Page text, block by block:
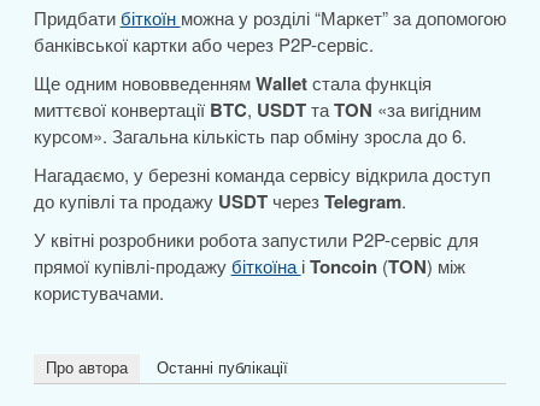
Придбатибіткоїн можна у розділі “Маркет” за допомогою
банківської картки або через P2P-сервіс.
Ще одним нововведеннямWalletстала функція
миттєвої конвертації BTC, USDTтаTON «за вигідним
курсом». Загальна кількість пар обміну зросла до 6.
Нагадаємо, у березні команда сервісу відкрила доступ
до купівлі та продажу USDT черезTelegram.
У квітні розробники робота запустили P2P-сервіс для
прямої купівлі-продажубіткоїна іToncoin (TON) між
користувачами.
Про автора Останні публікації